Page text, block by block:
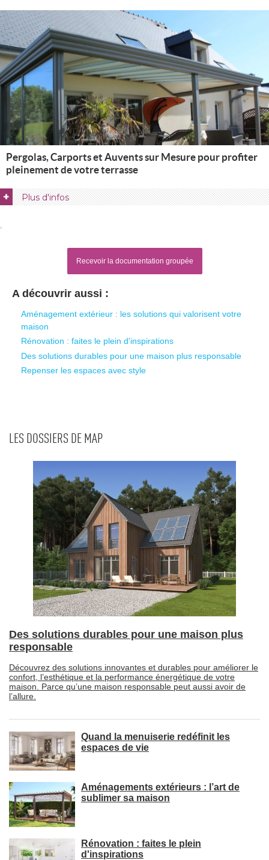
Pergolas, Carports et Auvents sur Mesure pour profiter
pleinement de votre terrasse
+ Plus d'infos
Recevoir la documentation groupée
A découvrir aussi :
Aménagement extérieur : les solutions qui valorisent votre
maison
Rénovation : faites le plein d'inspirations
Des solutions durables pour une maison plus responsable
Repenser les espaces avec style
LES DOSSIERS DE MAP
Des solutions durables pour une maison plus
responsable
Découvrez des solutions innovantes et durables pour améliorer le
confort, l’esthétique et la performance énergétique de votre
maison. Parce qu’une maison responsable peut aussi avoir de
l’allure.
Quand la menuiserie redéfinit les
espaces de vie
Aménagements extérieurs : l’art de
sublimer sa maison
Rénovation : faites le plein
d'inspirations